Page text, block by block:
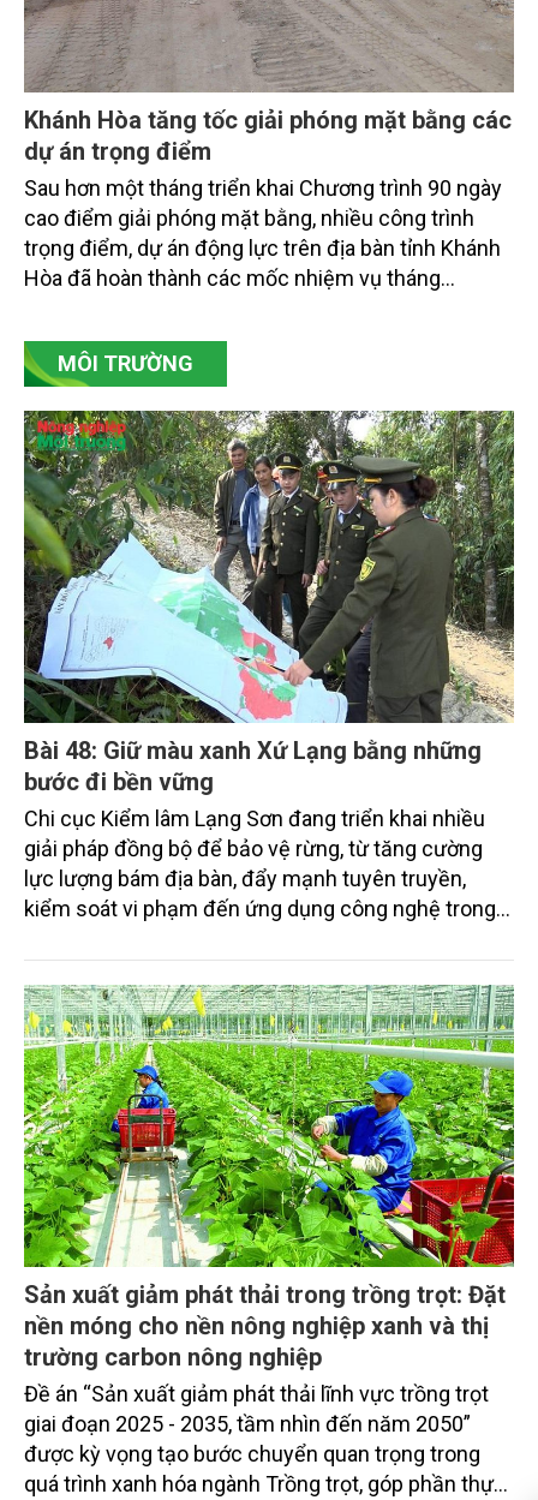
Khánh Hòa tăng tốc giải phóng mặt bằng các
dự án trọng điểm
Sau hơn một tháng triển khai Chương trình 90 ngày
cao điểm giải phóng mặt bằng, nhiều công trình
trọng điểm, dự án động lực trên địa bàn tỉnh Khánh
Hòa đã hoàn thành các mốc nhiệm vụ tháng
vụ tháng 8 và tháng 9 đang được tiếp tục triển khai
với tiến độ khác nhau.
MÔI TRƯỜNG
Bài 48: Giữ màu xanh Xứ Lạng bằng những
bước đi bền vững
Chi cục Kiểm lâm Lạng Sơn đang triển khai nhiều
giải pháp đồng bộ để bảo vệ rừng, từ tăng cường
lực lượng bám địa bàn, đẩy mạnh tuyên truyền,
kiểm soát vi phạm đến ứng dụng công nghệ trong
Sản xuất giảm phát thải trong trồng trọt: Đặt
nền móng cho nền nông nghiệp xanh và thị
trường carbon nông nghiệp
Đề án “Sản xuất giảm phát thải lĩnh vực trồng trọt
giai đoạn 2025 - 2035, tầm nhìn đến năm 2050”
được kỳ vọng tạo bước chuyển quan trọng trong
quá trình xanh hóa ngành Trồng trọt, góp phần thực